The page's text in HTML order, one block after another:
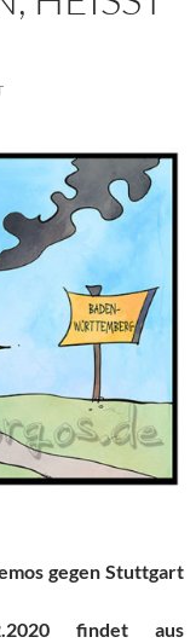
gegen Stuttgart
findet aus